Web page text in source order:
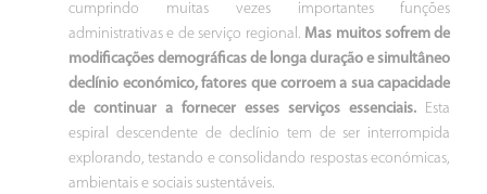
cumprindo muitas vezes importantes funções
administrativas e de serviço regional. Mas muitos sofrem de
modificações demográficas de longa duração e simultâneo
declínio económico, fatores que corroem a sua capacidade
de continuar a fornecer esses serviços essenciais. Esta
espiral descendente de declínio tem de ser interrompida
explorando, testando e consolidando respostas económicas,
ambientais e sociais sustentáveis.